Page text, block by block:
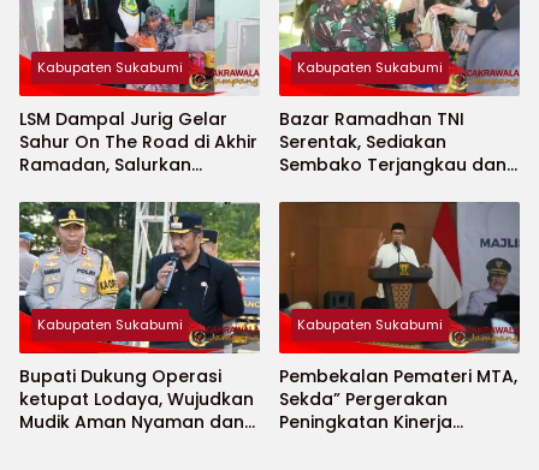
Kabupaten Sukabumi
LSM Dampal Jurig Gelar
Sahur On The Road di Akhir
Ramadan, Salurkan
Jompo dan Anak Yatim
Kabupaten Sukabumi
Bazar Ramadhan TNI
Serentak, Sediakan
Sembako Terjangkau dan
Kabupaten Sukabumi
Bupati Dukung Operasi
ketupat Lodaya, Wujudkan
Mudik Aman Nyaman dan
Kabupaten Sukabumi
Pembekalan Pemateri MTA,
Sekda” Pergerakan
Peningkatan Kinerja